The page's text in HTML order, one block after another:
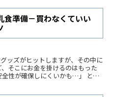
食準備－買わなくていい
ッズがヒットしますが、その中に
そこにお金を掛けるのはもった
性が確保しにくいかも…」 とい